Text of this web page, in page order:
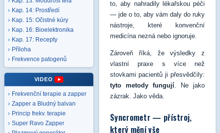
Kap. 14: Prostředí
Kap. 15: Očistné kúry
Kap. 16: Bioelektronika
Kap. 17: Recepty
Příloha
Frekvence patogenů
VIDEO
Frekvenční terapie a zapper
Zapper a Bludný balvan
Princip frekv. terapie
Super Ravo Zapper
to, aby nahradily lékařskou péči
— jde o to, aby vám daly do ruky
nástroje, které konvenční
medicína nezná nebo ignoruje.
Zároveň říká, že výsledky z
vlastní praxe s více než
stovkami pacientů ji přesvědčily:
tyto metody fungují. Ne jako
zázrak. Jako věda.
Syncrometr — přístroj,
který mění vše